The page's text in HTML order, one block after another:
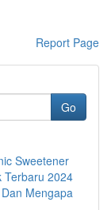
Report Page
Go
Sweetener
Terbaru 2024
Mengapa